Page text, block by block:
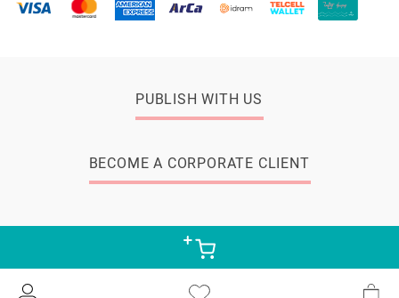
PUBLISH WITH US
BECOME A CORPORATE CLIENT
© 2026 Zangak Bookstore, all rights reserved